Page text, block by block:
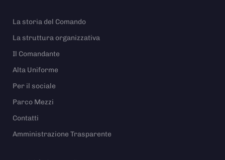
La storia del Comando
La struttura organizzativa
Il Comandante
Alta Uniforme
Per il sociale
Parco Mezzi
Contatti
Amministrazione Trasparente